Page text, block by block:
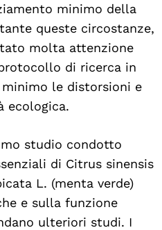
minimo della
queste circostanze,
molta attenzione
di ricerca in
le distorsioni e
ecologica.
studio condotto
di Citrus sinensis
L. (menta verde)
e sulla funzione
ulteriori studi. I